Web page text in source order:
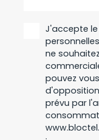
J'accepte
ne
pouvez
prévu par